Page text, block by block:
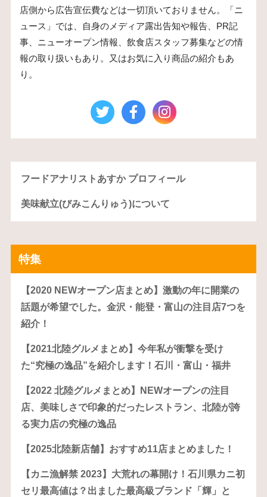
店側から広告宣伝費などは一切頂いておりません。「ニ
ュース」では、自身のメディア露出告知や報告、PR記
事、ニューオープン情報、飲食店スタッフ募集などの情
報の取り扱いもあり。又はお気に入り商品の紹介もあ
り。
フードアナリストあすか プロフィール
美味献立(びみこんりゅう)について
特集
【2020 NEWオープン店まとめ】激動の年に開業の
話題が希望でした。金沢・能登・富山の注目店7つを
紹介！
【2021北陸グルメまとめ】今年私が衝撃を受け
た“究極の逸品”を紹介します！石川・富山・福井
【2022 北陸グルメまとめ】NEWオープンの注目
店、美味しさで印象的だったレストラン、北陸が誇
る実力店の究極の逸品
【2025北陸新店舗】おすすめ11店まとめました！
【カニ漁解禁 2023】大荒れの幕開け！石川県カニ初
セリ最高値は？出ました最高級ブランド「輝」と